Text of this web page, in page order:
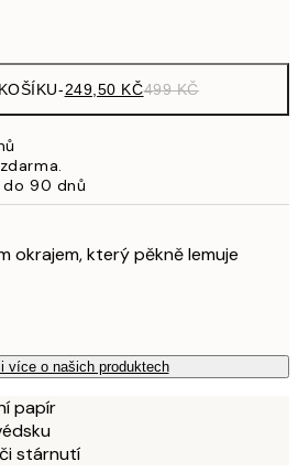
-249,50 KČ499 KČ
do 90 dnů
okrajem, který pěkně lemuje
více o našich produktech
papír
stárnutí